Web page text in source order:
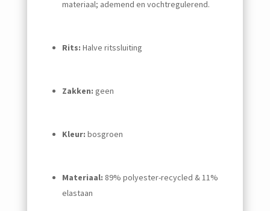
materiaal; ademend en vochtregulerend.
Rits: Halve ritssluiting
Zakken: geen
Kleur: bosgroen
Materiaal: 89% polyester-recycled & 11%
elastaan